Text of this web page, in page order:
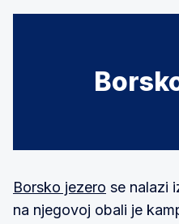
Borsko jezero se nalazi
na njegovoj obali je